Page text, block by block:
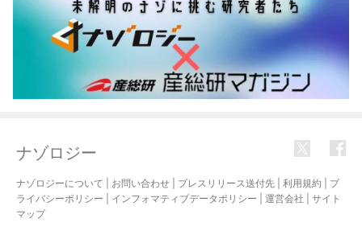
ナゾロジー
ナゾロジーについて お問い合わせ プレスリリース送付先 利用規約
プ
ライバシーポリシー
インフォマティブデータポリシー 運営会社
サイト
マップ